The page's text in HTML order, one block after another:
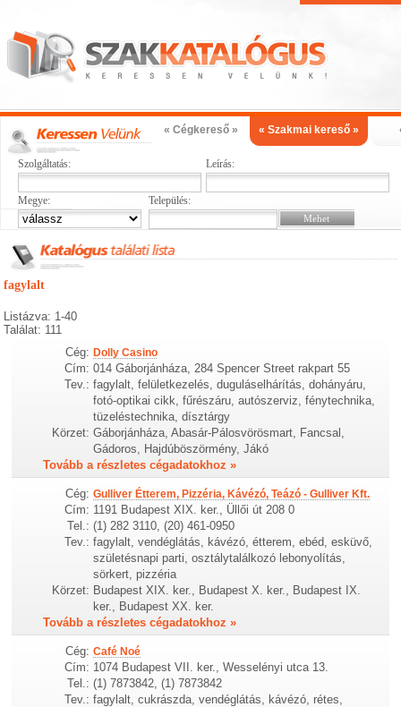
« Cégkereső » « Szakmai kereső »
Szolgáltatás: Leírás:
Megye: Település:
fagylalt
Listázva: 1-40
Találat: 111
Cég: Dolly Casino
Cím: 014 Gáborjánháza, 284 Spencer Street rakpart 55
Tev.: fagylalt, felületkezelés, duguláselhárítás, dohányáru,
fotó-optikai cikk, fűrészáru, autószerviz, fénytechnika,
tüzeléstechnika, dísztárgy
Körzet: Gáborjánháza, Abasár-Pálosvörösmart, Fancsal,
Gádoros, Hajdúböszörmény, Jákó
Tovább a részletes cégadatokhoz »
Cég: Gulliver Étterem, Pizzéria, Kávézó, Teázó - Gulliver Kft.
Cím: 1191 Budapest XIX. ker., Üllői út 208 0
Tel.: (1) 282 3110, (20) 461-0950
Tev.: fagylalt, vendéglátás, kávézó, étterem, ebéd, esküvő,
születésnapi parti, osztálytalálkozó lebonyolítás,
sörkert, pizzéria
Körzet: Budapest XIX. ker., Budapest X. ker., Budapest IX.
ker., Budapest XX. ker.
Tovább a részletes cégadatokhoz »
Cég: Café Noé
Cím: 1074 Budapest VII. ker., Wesselényi utca 13.
Tel.: (1) 7873842, (1) 7873842
Tev.: fagylalt, cukrászda, vendéglátás, kávézó, rétes,